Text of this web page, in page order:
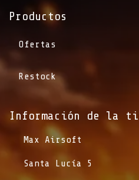
Productos
Ofertas
Restock
Información de la
​Max Airsoft
​Santa Lucía 5